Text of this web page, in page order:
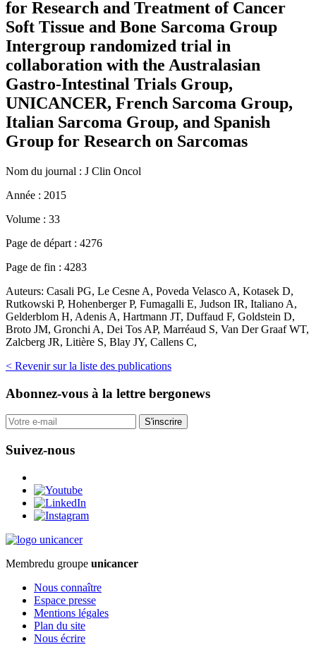
for Research and Treatment of Cancer
Soft Tissue and Bone Sarcoma Group
Intergroup randomized trial in
collaboration with the Australasian
Gastro-Intestinal Trials Group,
UNICANCER, French Sarcoma Group,
Italian Sarcoma Group, and Spanish
Group for Research on Sarcomas
Nom du journal : J Clin Oncol
Année : 2015
Volume : 33
Page de départ : 4276
Page de fin : 4283
Auteurs: Casali PG, Le Cesne A, Poveda Velasco A, Kotasek D,
Rutkowski P, Hohenberger P, Fumagalli E, Judson IR, Italiano A,
Gelderblom H, Adenis A, Hartmann JT, Duffaud F, Goldstein D,
Broto JM, Gronchi A, Dei Tos AP, Marréaud S, Van Der Graaf WT,
Zalcberg JR, Litière S, Blay JY, Callens C,
< Revenir sur la liste des publications
Abonnez-vous à la lettre bergonews
S'inscrire
Suivez-nous
Membredu groupe unicancer
Nous connaître
Espace presse
Mentions légales
Plan du site
Nous écrire